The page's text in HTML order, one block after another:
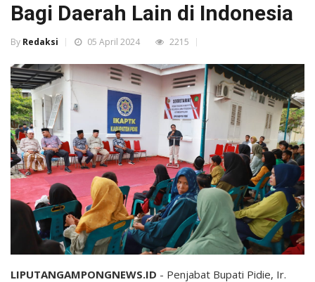
Bagi Daerah Lain di Indonesia
By Redaksi 05 April 2024 2215
LIPUTANGAMPONGNEWS.ID - Penjabat Bupati Pidie, Ir.